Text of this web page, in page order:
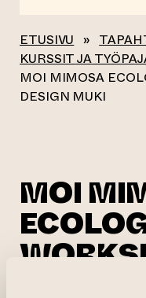
ETUSIVU »
KURSSIT JA
MOI MIMOSA
DESIGN MUKI
MOI